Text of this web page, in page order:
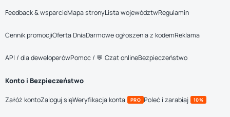
Feedback & wsparcieMapa stronyLista województwRegulamin
Cennik promocjiOferta DniaDarmowe ogłoszenia z kodemReklama
API / dla deweloperówPomoc / 💬 Czat onlineBezpieczeństwo
Konto i Bezpieczeństwo
Załóż kontoZaloguj sięWeryfikacja konta PRO Poleć i zarabiaj 10%